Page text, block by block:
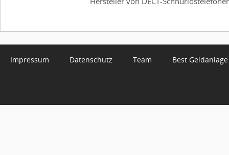
Impressum Datenschutz Team Best Geldanlage